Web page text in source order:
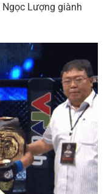
Lượng giành